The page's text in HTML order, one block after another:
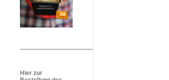
Hier zur